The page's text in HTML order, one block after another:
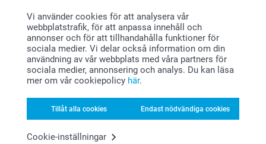
Vi använder cookies för att analysera vår
webbplatstrafik, för att anpassa innehåll och
annonser och för att tillhandahålla funktioner för
sociala medier. Vi delar också information om din
användning av vår webbplats med våra partners för
sociala medier, annonsering och analys. Du kan läsa
mer om vår cookiepolicy här.
Tillåt alla cookies Endast nödvändiga cookies
Cookie-inställningar
Nöjd kundgaranti
Bonus på alla dina köp